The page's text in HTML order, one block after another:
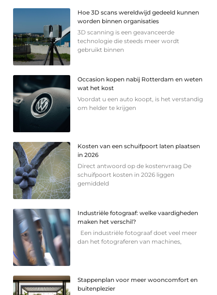
Hoe 3D scans wereldwijd gedeeld kunnen
worden binnen organisaties
3D scanning is een geavanceerde
technologie die steeds meer wordt
gebruikt binnen
Occasion kopen nabij Rotterdam en weten
wat het kost
Voordat u een auto koopt, is het verstandig
om helder te krijgen
Kosten van een schuifpoort laten plaatsen
in 2026
Direct antwoord op de kostenvraag De
schuifpoort kosten in 2026 liggen
gemiddeld
Industriële fotograaf: welke vaardigheden
maken het verschil?
Een industriële fotograaf doet veel meer
dan het fotograferen van machines,
Stappenplan voor meer wooncomfort en
buitenplezier